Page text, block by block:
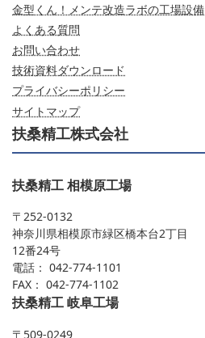
金型くん！メンテ改造ラボの工場設備
よくある質問
お問い合わせ
技術資料ダウンロード
プライバシーポリシー
サイトマップ
扶桑精工株式会社
扶桑精工 相模原工場
〒252-0132
神奈川県相模原市緑区橋本台2丁目
12番24号
電話： 042-774-1101
FAX： 042-774-1102
扶桑精工 岐阜工場
〒509-0249